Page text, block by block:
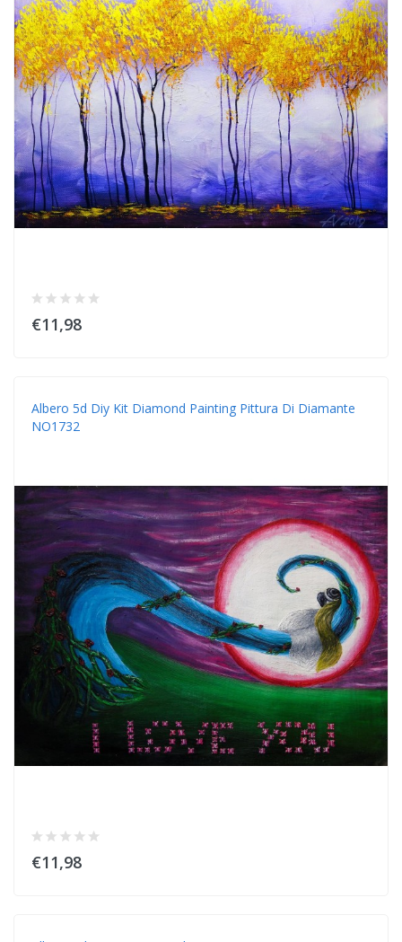
€11,98
Albero 5d Diy Kit Diamond Painting Pittura Di Diamante
NO1732
€11,98